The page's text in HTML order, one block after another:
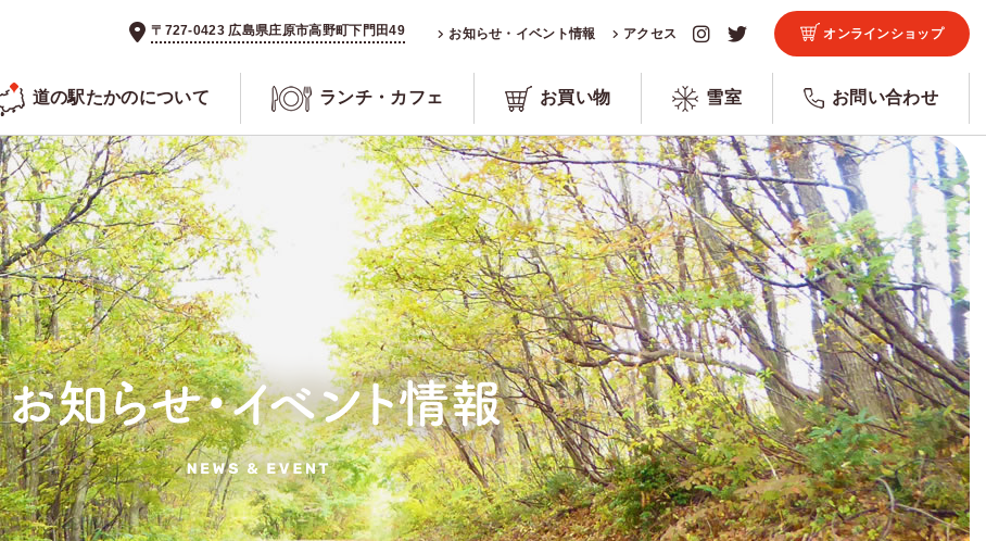
〒727-0423 広島県庄原市高野町下門田49 お知らせ・イベント情報 アクセス オンラインショップ
道の駅たかのについて ランチ・カフェ お買い物 雪室 お問い合わせ